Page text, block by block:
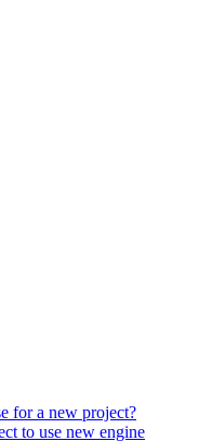
for a new project?
to use new engine